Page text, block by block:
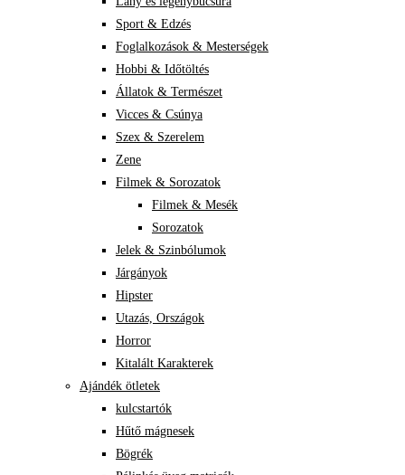
Sport & Edzés
Foglalkozások & Mesterségek
Hobbi & Időtöltés
Állatok & Természet
Vicces & Csúnya
Szex & Szerelem
Zene
Filmek & Sorozatok
Filmek & Mesék
Sorozatok
Jelek & Szinbólumok
Járgányok
Hipster
Utazás, Országok
Horror
Kitalált Karakterek
Ajándék ötletek
kulcstartók
Hűtő mágnesek
Bögrék